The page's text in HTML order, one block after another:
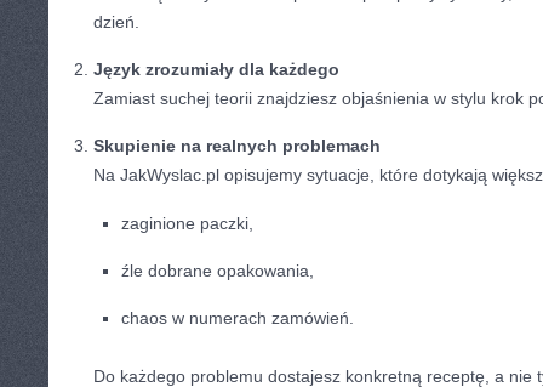
dzień.
Język zrozumiały dla każdego
Zamiast suchej teorii znajdziesz objaśnienia w stylu krok
Skupienie na realnych problemach
Na JakWyslac.pl opisujemy sytuacje, które dotykają
zaginione paczki,
źle dobrane opakowania,
chaos w numerach zamówień.
Do każdego problemu dostajesz konkretną receptę, a nie